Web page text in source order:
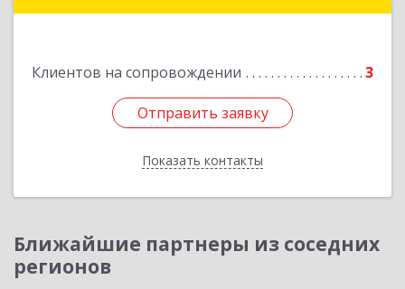
Клиентов на сопровождении 3
Отправить заявку
Показать контакты
Отправить заявку
Назад
Ближайшие партнеры из соседних
регионов